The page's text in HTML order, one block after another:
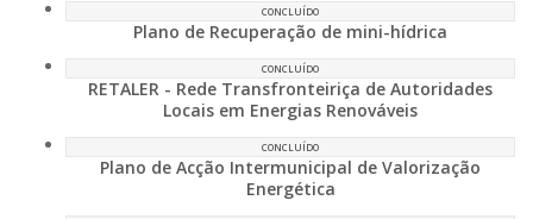
CONCLUÍDO
Plano de Recuperação de mini-hídrica
CONCLUÍDO
RETALER - Rede Transfronteiriça de Autoridades
Locais em Energias Renováveis
CONCLUÍDO
Plano de Acção Intermunicipal de Valorização
Energética